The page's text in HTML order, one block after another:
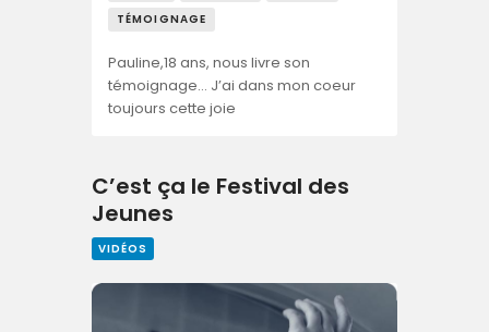
TÉMOIGNAGE
Pauline,18 ans, nous livre son
témoignage… J’ai dans mon coeur
toujours cette joie
C’est ça le Festival des
Jeunes
VIDÉOS